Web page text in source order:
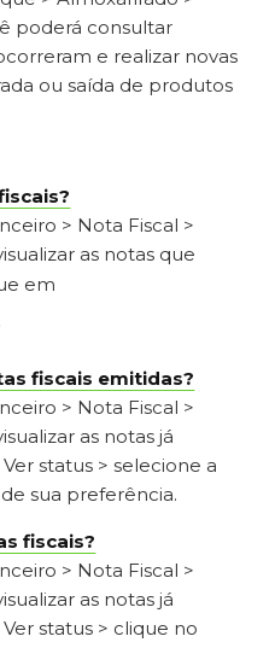
poderá consultar
e realizar novas
ou saída de produtos
> Nota Fiscal >
as notas que
em
fiscais emitidas?
> Nota Fiscal >
as notas já
status > selecione a
sua preferência.
fiscais?
> Nota Fiscal >
as notas já
status > clique no